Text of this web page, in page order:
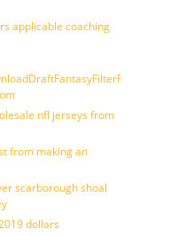
applicable coaching
nfl jerseys from
from making an
scarborough shoal
dollars